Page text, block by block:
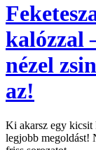
kalózzal
nézel
az!
Ki akarsz egy kicsit
legjobb megoldást!